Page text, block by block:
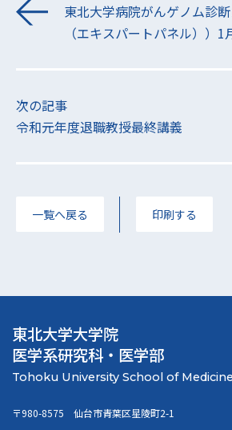
東北大学病院がんゲノム診
（エキスパートパネル））
次の記事
令和元年度退職教授最終講義
一覧へ戻る 印刷する
東北大学大学院
医学系研究科・医学部
〒980-8575 仙台市青葉区星陵町2-1